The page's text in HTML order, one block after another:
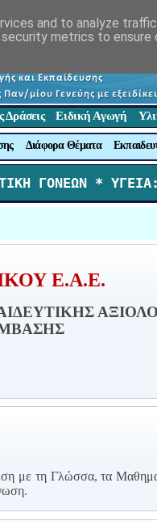
Δράσεις Ειδική Αγωγή
Διάφορα Θέματα
ΓΟΝΕΩΝ *
Ε.Α.Ε.
με τη Γλώσσα, τα
and to analyze
metrics to